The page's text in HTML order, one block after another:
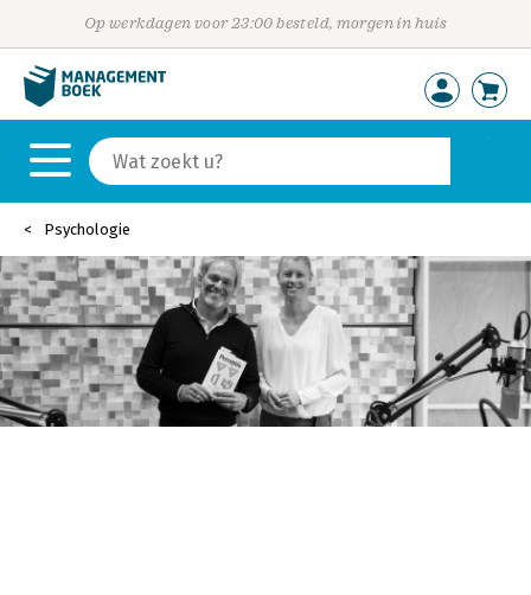
Op werkdagen voor 23:00 besteld, morgen in huis
Psychologie